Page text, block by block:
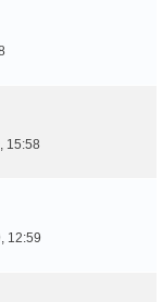
15:58
12:59